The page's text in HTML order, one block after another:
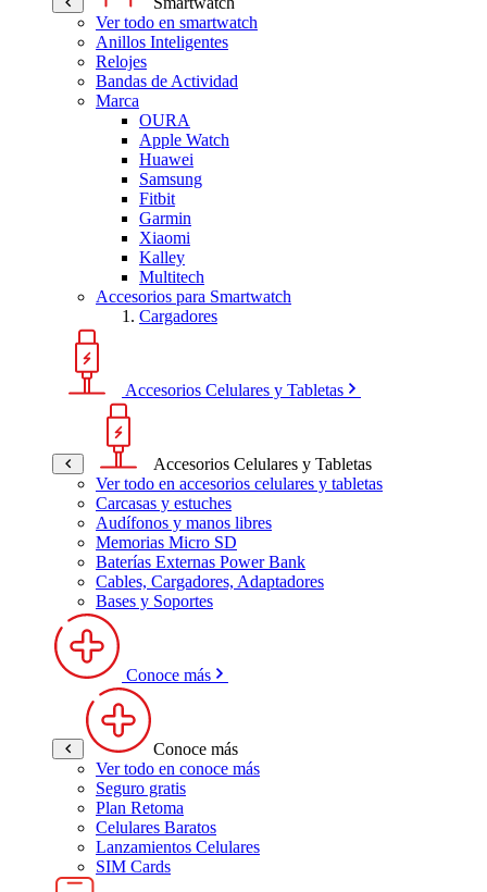
Ver todo en smartwatch
Anillos Inteligentes
Relojes
Bandas de Actividad
Marca
OURA
Apple Watch
Huawei
Samsung
Fitbit
Garmin
Xiaomi
Kalley
Multitech
Accesorios para Smartwatch
Cargadores
Accesorios Celulares y Tabletas
Accesorios Celulares y Tabletas
Ver todo en accesorios celulares y tabletas
Carcasas y estuches
Audífonos y manos libres
Memorias Micro SD
Baterías Externas Power Bank
Cables, Cargadores, Adaptadores
Bases y Soportes
Conoce más
Conoce más
Ver todo en conoce más
Seguro gratis
Plan Retoma
Celulares Baratos
Lanzamientos Celulares
SIM Cards